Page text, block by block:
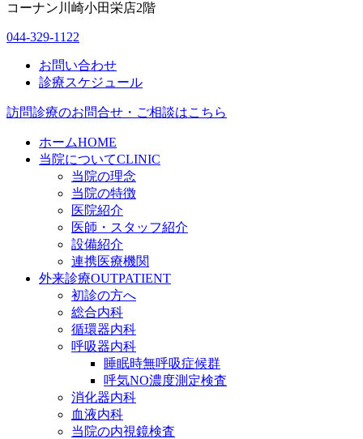
コーナン川崎小田栄店2階
044-329-1122
お問い合わせ
診療スケジュール
訪問診療のお問合せ・ご相談はこちら
ホームHOME
当院についてCLINIC
当院の理念
当院の特徴
医院紹介
医師・スタッフ紹介
設備紹介
連携医療機関
外来診療OUTPATIENT
初診の方へ
総合内科
循環器内科
呼吸器内科
睡眠時無呼吸症候群
呼気NO濃度測定検査
消化器内科
血液内科
当院の内視鏡検査